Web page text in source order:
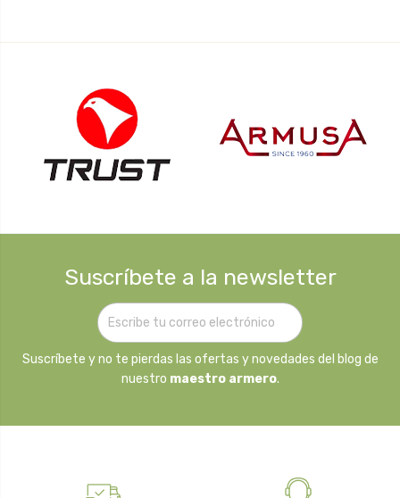
Suscríbete a la newsletter
Suscríbete y no te pierdas las ofertas y novedades del blog de
nuestro maestro armero.